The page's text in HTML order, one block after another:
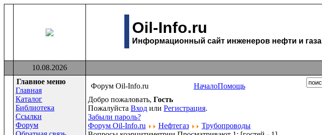
Oil-Info.ru
Информационный сайт инженеров нефти и газа
10.08.2026
Главное меню
Главная
Каталог
Библиотека
Ссылки
Форум
Форум Oil-Info.ru НачалоПомощь
Добро пожаловать, Гость
Пожалуйста Вход или Регистрация.
Забыли пароль?
Форум Oil-Info.ru
Нефтегаз
Трубопроводы